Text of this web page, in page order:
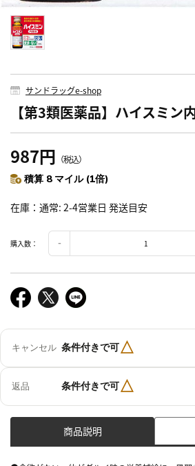
サンドラッグe-shop
【第3類医薬品】ハイスミ
987円 （税込）
積算 8 マイル (1倍)
在庫 通常: 2-4営業日 発送目安
購入数：
キャンセル 条件付きで可△
返品 条件付きで可△
商品説明